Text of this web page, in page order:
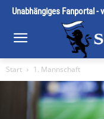
Unabhängiges Fanportal
Start 1. Mannschaft